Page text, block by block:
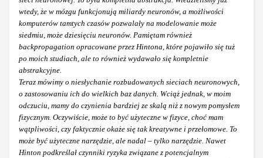
wtedy, że w mózgu funkcjonują miliardy neuronów, a możliwości
komputerów tamtych czasów pozwalały na modelowanie może
siedmiu, może dziesięciu neuronów. Pamiętam również
backpropagation opracowane przez Hintona, które pojawiło się tuż
po moich studiach, ale to również wydawało się kompletnie
abstrakcyjne.
Teraz mówimy o niesłychanie rozbudowanych sieciach neuronowych,
o zastosowaniu ich do wielkich baz danych. Wciąż jednak, w moim
odczuciu, mamy do czynienia bardziej ze skalą niż z nowym pomysłem
fizycznym. Oczywiście, może to być użyteczne w fizyce, choć mam
wątpliwości, czy faktycznie okaże się tak kreatywne i przełomowe. To
może być użyteczne narzędzie, ale nadal – tylko narzędzie. Nawet
Hinton podkreślał czynniki ryzyka związane z potencjalnym